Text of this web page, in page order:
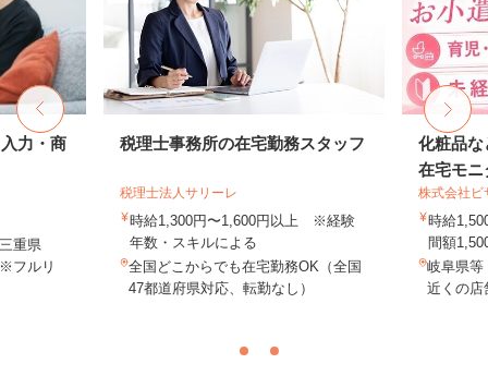
力・商
重県
フルリ
税理士事務所の在宅勤務スタッフ
税理士法人サリーレ
時給1,300円〜1,600円以上 ※経験
年数・スキルによる
全国どこからでも在宅勤務OK（全国
47都道府県対応、転勤なし）
化粧品な
在宅モニ
株式会社ビ
時給
間額
岐阜県
近くの店